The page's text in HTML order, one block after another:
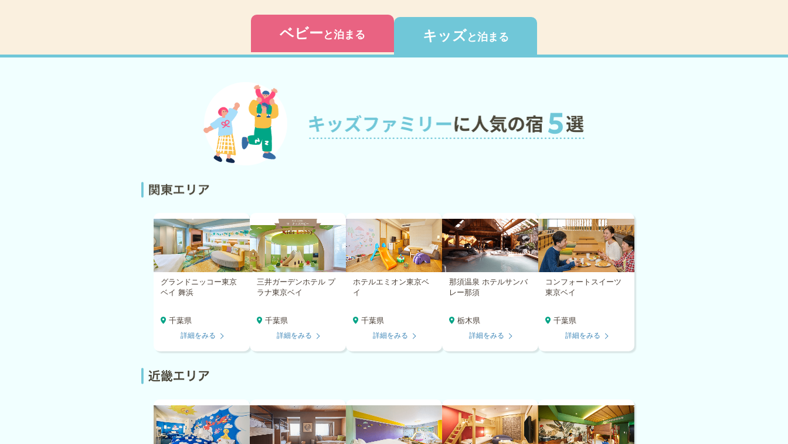
ベビー と泊まる キッズと泊まる
グランドニッコー東京
ベイ 舞浜
千葉県
詳細をみる
三井ガーデンホテル プ
ラナ東京ベイ
千葉県
詳細をみる
ホテルエミオン東京ベ
イ
千葉県
詳細をみる
那須温泉 ホテルサンバ
レー那須
栃木県
詳細をみる
コンフォートスイーツ
東京ベイ
千葉県
詳細をみる